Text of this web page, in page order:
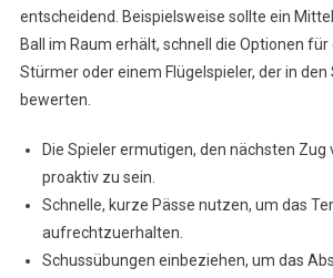
entscheidend. Beispielsweise sollte ein
Ball im Raum erhält, schnell die Optionen
Stürmer oder einem Flügelspieler, der in
bewerten.
Die Spieler ermutigen, den nächsten Zug
proaktiv zu sein.
Schnelle, kurze Pässe nutzen, um das
aufrechtzuerhalten.
Schussübungen einbeziehen, um das